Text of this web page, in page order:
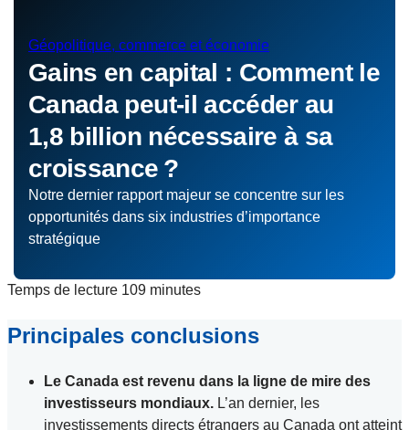
Géopolitique, commerce et économie
Gains en capital : Comment le
Canada peut-il accéder au
1,8 billion nécessaire à sa
croissance ?
Notre dernier rapport majeur se concentre sur les
opportunités dans six industries d’importance
stratégique
Temps de lecture 109 minutes
Principales conclusions
Le Canada est revenu dans la ligne de mire des
investisseurs mondiaux. L’an dernier, les
investissements directs étrangers au Canada ont atteint